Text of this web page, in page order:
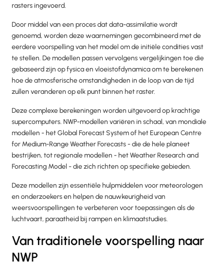
rasters ingevoerd.
Door middel van een proces dat data-assimilatie wordt
genoemd, worden deze waarnemingen gecombineerd met de
eerdere voorspelling van het model om de initiële condities vast
te stellen. De modellen passen vervolgens vergelijkingen toe die
gebaseerd zijn op fysica en vloeistofdynamica om te berekenen
hoe de atmosferische omstandigheden in de loop van de tijd
zullen veranderen op elk punt binnen het raster.
Deze complexe berekeningen worden uitgevoerd op krachtige
supercomputers. NWP-modellen variëren in schaal, van mondiale
modellen - het Global Forecast System of het European Centre
for Medium-Range Weather Forecasts - die de hele planeet
bestrijken, tot regionale modellen - het Weather Research and
Forecasting Model - die zich richten op specifieke gebieden.
Deze modellen zijn essentiële hulpmiddelen voor meteorologen
en onderzoekers en helpen de nauwkeurigheid van
weersvoorspellingen te verbeteren voor toepassingen als de
luchtvaart, paraatheid bij rampen en klimaatstudies.
Van traditionele voorspelling naar
NWP